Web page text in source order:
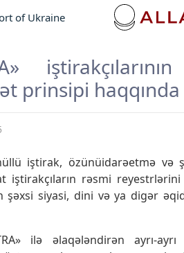
of Ukraine
prinsipi haqqında
iştirak, özünüidarəetmə və
iştirakçıların rəsmi
şəxsi siyasi, dini və ya digər
ilə əlaqələndirən ayrı-